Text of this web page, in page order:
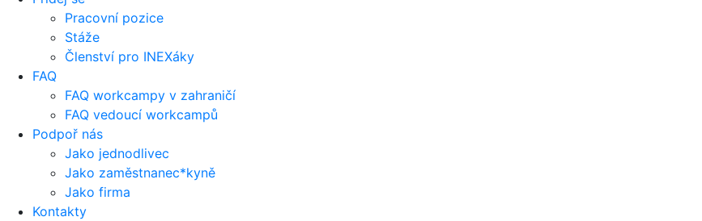
Pracovní pozice
Stáže
Členství pro INEXáky
FAQ
FAQ workcampy v zahraničí
FAQ vedoucí workcampů
Podpoř nás
Jako jednodlivec
Jako zaměstnanec*kyně
Jako firma
Kontakty